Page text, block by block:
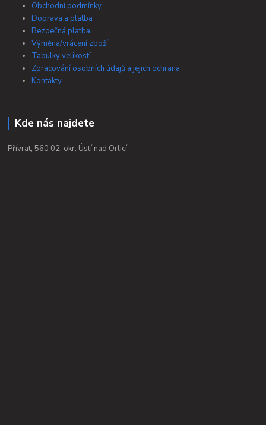
Obchodní podmínky
Doprava a platba
Bezpečná platba
Výměna/vrácení zboží
Tabulky velikostí
Zpracování osobních údajů a jejich ochrana
Kontakty
Kde nás najdete
Přívrat, 560 02, okr. Ústí nad Orlicí